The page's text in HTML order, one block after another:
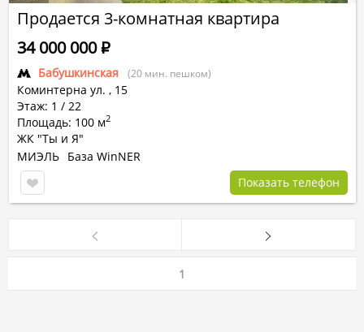
Продается 3-комнатная квартира
Бабушкинская (20 мин. пешком)
Коминтерна ул. , 15
Этаж: 1 / 22
Площадь: 100 м2
ЖК "Ты и Я"
34 000 000Р
МИЭЛЬ База WinNER
Показать телефон
1